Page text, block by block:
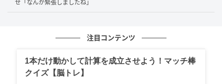
ん。そうなの？意外」と素直なリアクション。木村さ
テレビで垣間見える意外な一面
せ「なんか緊張しましたね」
注目コンテンツ
1本だけ動かして計算を成立させよう！マッチ棒
クイズ【脳トレ】